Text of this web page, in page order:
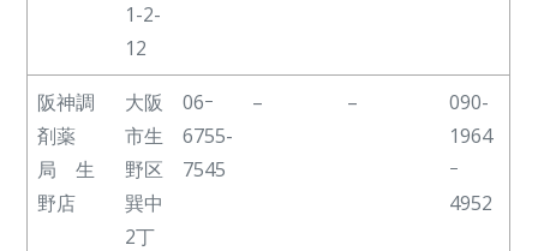
1-2-
12
阪神調
剤薬
局 生
野店
大阪
市生
野区
巽中
2丁
06ｰ
6755-
7545
– –
090-
1964
ｰ
4952